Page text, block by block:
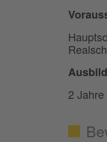
2 Jahre